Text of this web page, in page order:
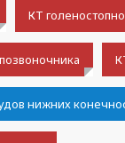
КТ
нижних